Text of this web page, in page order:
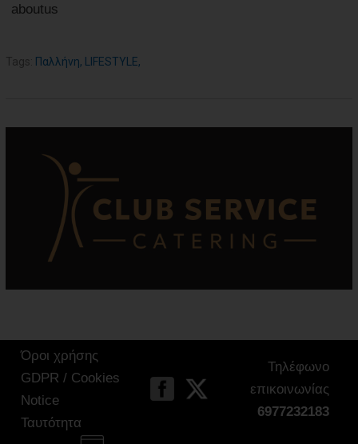
aboutus
Tags: Παλλήνη, LIFESTYLE,
Όροι χρήσης
GDPR / Cookies
Notice
Ταυτότητα
Τηλέφωνο
επικοινωνίας
6977232183